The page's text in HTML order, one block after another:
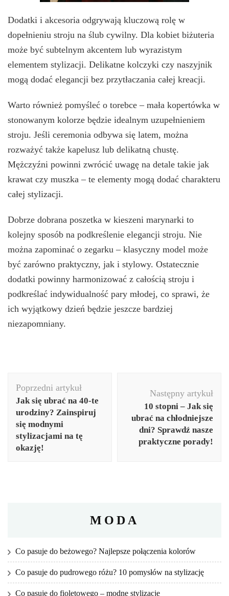
Dodatki i akcesoria odgrywają kluczową rolę w
dopełnieniu stroju na ślub cywilny. Dla kobiet biżuteria
może być subtelnym akcentem lub wyrazistym
elementem stylizacji. Delikatne kolczyki czy naszyjnik
mogą dodać elegancji bez przytłaczania całej kreacji.
Warto również pomyśleć o torebce – mała kopertówka w
stonowanym kolorze będzie idealnym uzupełnieniem
stroju. Jeśli ceremonia odbywa się latem, można
rozważyć także kapelusz lub delikatną chustę.
Mężczyźni powinni zwrócić uwagę na detale takie jak
krawat czy muszka – te elementy mogą dodać charakteru
całej stylizacji.
Dobrze dobrana poszetka w kieszeni marynarki to
kolejny sposób na podkreślenie elegancji stroju. Nie
można zapominać o zegarku – klasyczny model może
być zarówno praktyczny, jak i stylowy. Ostatecznie
dodatki powinny harmonizować z całością stroju i
podkreślać indywidualność pary młodej, co sprawi, że
ich wyjątkowy dzień będzie jeszcze bardziej
niezapomniany.
wpisu
Poprzedni artykuł
Jak się ubrać na 40-te
urodziny? Zainspiruj
się modnymi
stylizacjami na tę
okazję!
Następny artykuł
10 stopni – Jak się
ubrać na chłodniejsze
dni? Sprawdź nasze
praktyczne porady!
MODA
Co pasuje do beżowego? Najlepsze połączenia kolorów
Co pasuje do pudrowego różu? 10 pomysłów na stylizację
Co pasuje do fioletowego – modne stylizacje